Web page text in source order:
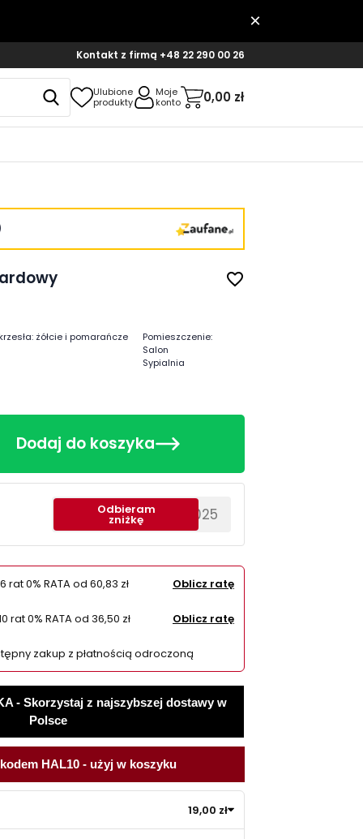
Kontakt z firmą +48 22 290 00 26
Ulubione
produkty
Moje
konto
0,00 zł
favorite_border
żółcie i pomarańcze
Pomieszczenie:
Salon
Sypialnia
Dodaj do koszyka
********EWS2025
Odbieram
zniżkę
rat 0% RATA od 60,83 zł Oblicz ratę
rat 0% RATA od 36,50 zł Oblicz ratę
zakup z płatnością odroczoną
- Skorzystaj z najszybszej dostawy w
Polsce
HAL10 - użyj w koszyku
19,00 zł